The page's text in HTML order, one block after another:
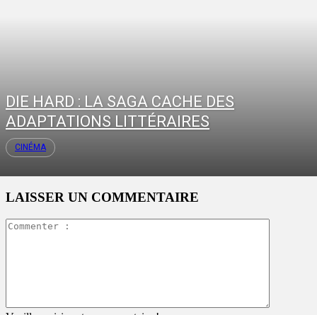
DIE HARD : LA SAGA CACHE DES
ADAPTATIONS LITTÉRAIRES
CINÉMA
LAISSER UN COMMENTAIRE